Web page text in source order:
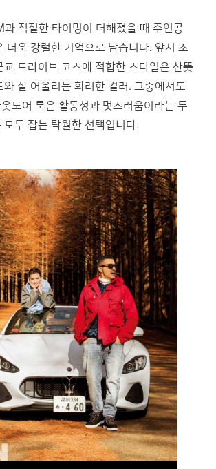
과 적절한 타이밍이 더해졌을 때 주인공
더욱 강렬한 기억으로 남습니다. 앞서 소
교 드라이브 코스에 적합한 스타일은 산뜻
와 잘 어울리는 화려한 컬러. 그중에서도
도어 룩은 활동성과 멋스러움이라는 두
모두 잡는 탁월한 선택입니다.